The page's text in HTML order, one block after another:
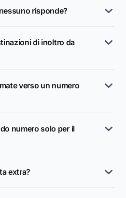
risponde?
di inoltro da
verso un numero
numero solo per il
extra?